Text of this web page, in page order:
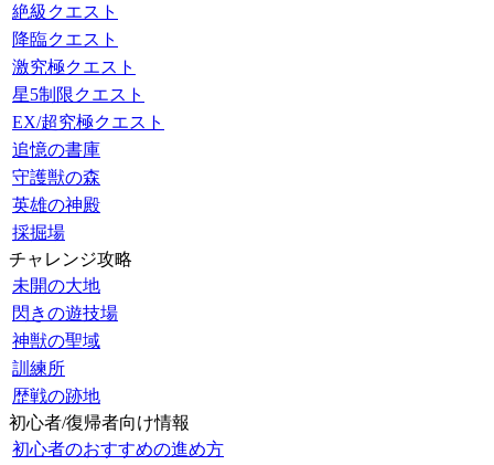
絶級クエスト
降臨クエスト
激究極クエスト
星5制限クエスト
EX/超究極クエスト
追憶の書庫
守護獣の森
英雄の神殿
採掘場
チャレンジ攻略
未開の大地
閃きの遊技場
神獣の聖域
訓練所
歴戦の跡地
初心者/復帰者向け情報
初心者のおすすめの進め方